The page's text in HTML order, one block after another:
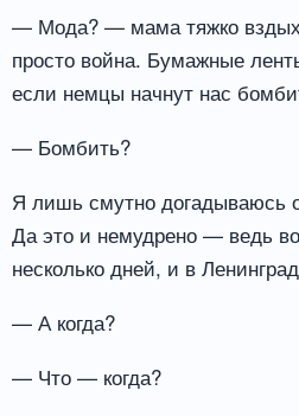
— Мода? — мама тяжко
просто война. Бумажные
если немцы начнут нас
— Бомбить?
Я лишь смутно догадываюсь
Да это и немудрено — ведь
несколько дней, и в
— А когда?
— Что — когда?